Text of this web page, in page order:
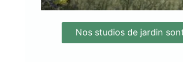
Nos studios de jardin